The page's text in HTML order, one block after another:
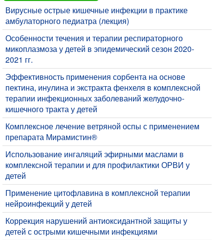
Вирусные острые кишечные инфекции в практике
амбулаторного педиатра (лекция)
​Особенности течения и терапии респираторного
микоплазмоза у детей в эпидемический сезон 2020-
2021 гг.
Эффективность применения сорбента на основе
пектина, инулина и экстракта фенхеля в комплексной
терапии инфекционных заболеваний желудочно-
кишечного тракта у детей
Комплексное лечение ветряной оспы с применением
препарата Мирамистин®
Использование ингаляций эфирными маслами в
комплексной терапии и для профилактики ОРВИ у
детей
Применение цитофлавина в комплексной терапии
нейроинфекций у детей
Коррекция нарушений антиоксидантной защиты у
детей с острыми кишечными инфекциями